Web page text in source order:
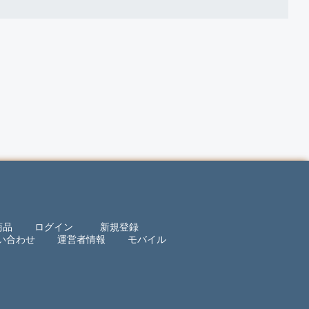
品 ログイン
新規登録
合わせ
運営者情報 モバイル